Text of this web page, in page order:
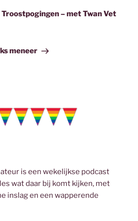
– met Twan Vet
meneer
is een wekelijkse podcast
wat daar bij komt kijken, met
inslag en een wapperende